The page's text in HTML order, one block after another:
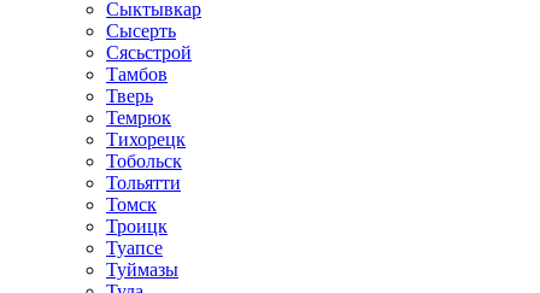
Сыктывкар
Сысерть
Сясьстрой
Тамбов
Тверь
Темрюк
Тихорецк
Тобольск
Тольятти
Томск
Троицк
Туапсе
Туймазы